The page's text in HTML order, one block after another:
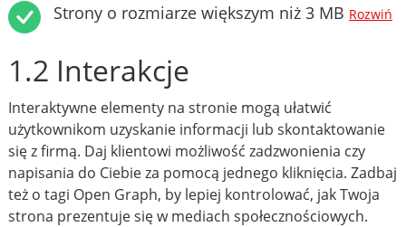
Strony o rozmiarze większym niż 3 MB Rozwiń
1.2 Interakcje
Interaktywne elementy na stronie mogą ułatwić
użytkownikom uzyskanie informacji lub skontaktowanie
się z firmą. Daj klientowi możliwość zadzwonienia czy
napisania do Ciebie za pomocą jednego kliknięcia. Zadbaj
też o tagi Open Graph, by lepiej kontrolować, jak Twoja
strona prezentuje się w mediach społecznościowych.